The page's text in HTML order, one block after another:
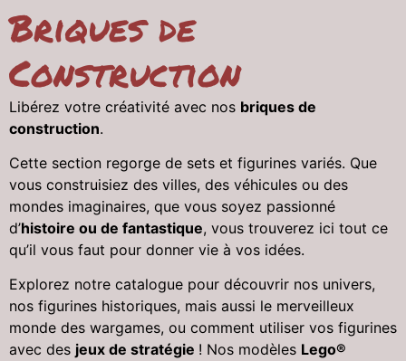
Briques de
Construction
Libérez votre créativité avec nos briques de
construction.
Cette section regorge de sets et figurines variés. Que
vous construisiez des villes, des véhicules ou des
mondes imaginaires, que vous soyez passionné
d’histoire ou de fantastique, vous trouverez ici tout ce
qu’il vous faut pour donner vie à vos idées.
Explorez notre catalogue pour découvrir nos univers,
nos figurines historiques, mais aussi le merveilleux
monde des wargames, ou comment utiliser vos figurines
avec des jeux de stratégie ! Nos modèles Lego®